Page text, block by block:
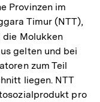
Provinzen im
Timur (NTT),
die Molukken
gelten und bei
zum Teil
liegen. NTT
pro